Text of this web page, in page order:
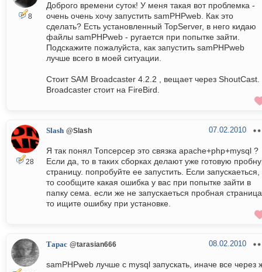
8
Доброго времени суток! У меня такая вот проблемка -
очень очень хочу запустить samPHPweb. Как это
сделать? Есть установленный TopServer, в него кидаю
файлы samPHPweb - ругается при попытке зайти.
Подскажите пожалуйста, как запустить samPHPweb
лучше всего в моей ситуации.
Стоит SAM Broadcaster 4.2.2 , вещает через ShoutCast.
Broadcaster стоит на FireBird.
28
Slash @Slash 07.02.2010
Я так понял Топсерсер это связка apache+php+mysql ?
Если да, то в таких сборках делают уже готовую
страницу. попробуйте ее запустить. Если запускаеться,
то сообщите какая ошибка у вас при попытке зайти в
папку сема. если же не запускаеться пробная
то ищите ошибку при установке.
Тарас @tarasian666 08.02.2010
samPHPweb лучше с mysql запускать, иначе все через